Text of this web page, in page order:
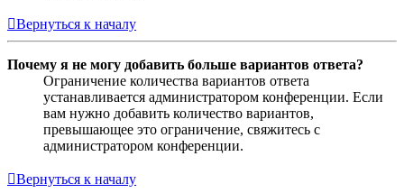
Вернуться к началу
Почему я не могу добавить больше вариантов ответа?
Ограничение количества вариантов ответа
устанавливается администратором конференции. Если
вам нужно добавить количество вариантов,
превышающее это ограничение, свяжитесь с
администратором конференции.
Вернуться к началу